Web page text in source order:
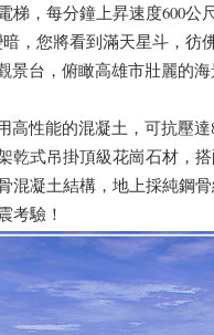
梯，每分鐘上昇速度600公
，您將看到滿天星斗，彷
景台，俯瞰高雄市壯麗的
高性能的混凝土，可抗壓
乾式吊掛頂級花崗石材，
混凝土結構，地上採純鋼
考驗！